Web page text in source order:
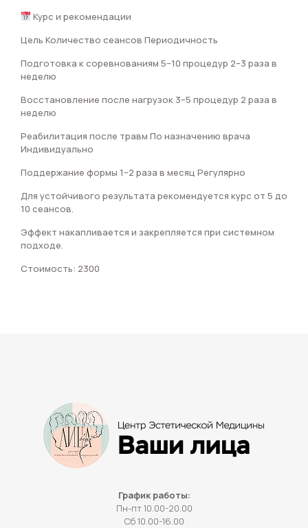
Курс и рекомендации
Цель Количество сеансов Периодичность
Подготовка к соревнованиям 5–10 процедур 2–3 раза в
неделю
Восстановление после нагрузок 3–5 процедур 2 раза в
неделю
Реабилитация после травм По назначению врача
Индивидуально
Поддержание формы 1–2 раза в месяц Регулярно
Для устойчивого результата рекомендуется курс от 5 до
10 сеансов.
Эффект накапливается и закрепляется при системном
подходе.
Стоимость: 2300
График работы:
Пн-пт 10.00-20.00
Сб 10.00-16.00